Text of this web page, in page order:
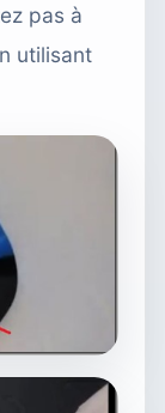
pas à
utilisant